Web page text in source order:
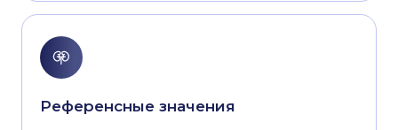
Референсные значения